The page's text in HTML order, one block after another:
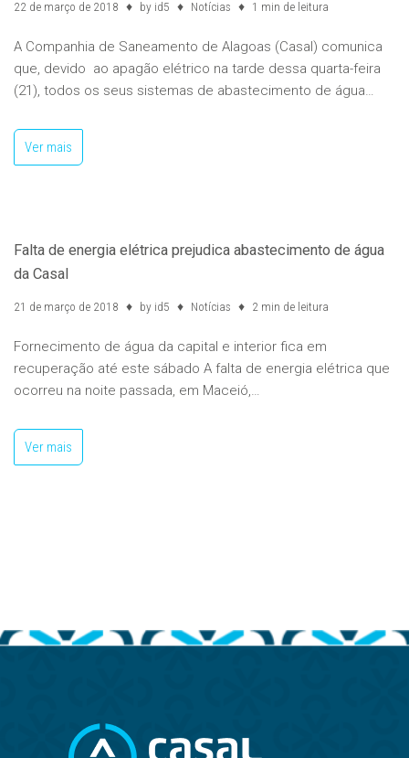
22 de março de 2018 by id5 Notícias 1 min de leitura
A Companhia de Saneamento de Alagoas (Casal) comunica
que, devido ao apagão elétrico na tarde dessa quarta-feira
(21), todos os seus sistemas de abastecimento de água…
Ver mais
Falta de energia elétrica prejudica abastecimento de água
da Casal
21 de março de 2018 by id5 Notícias 2 min de leitura
Fornecimento de água da capital e interior fica em
recuperação até este sábado A falta de energia elétrica que
ocorreu na noite passada, em Maceió,…
Ver mais